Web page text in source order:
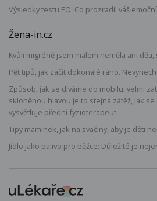
Výsledky testu EQ: Co prozradil váš
Žena-in.cz
Kvůli migréně jsem málem neměla ani
Pět tipů, jak začít dokonalé ráno.
Způsob, jak se díváme do mobilu, velmi
skloněnou hlavou je to stejná zátěž, jak
vysvětluje přední fyzioterapeut
Tipy maminek, jak na svačiny, aby je děti
Jídlo jako palivo pro běžce: Důležité je